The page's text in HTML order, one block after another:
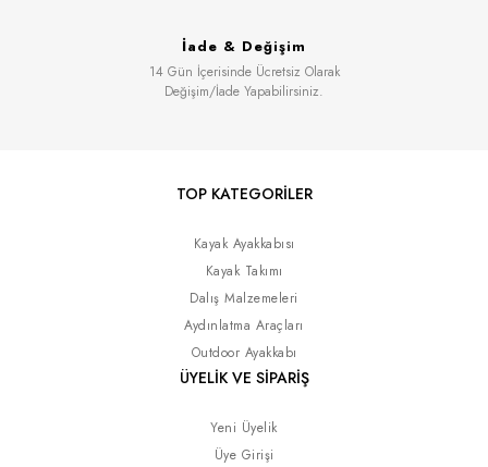
İade & Değişim
14 Gün İçerisinde Ücretsiz Olarak
Değişim/İade Yapabilirsiniz.
TOP KATEGORİLER
Kayak Ayakkabısı
Kayak Takımı
Dalış Malzemeleri
Aydınlatma Araçları
Outdoor Ayakkabı
ÜYELİK VE SİPARİŞ
Yeni Üyelik
Üye Girişi